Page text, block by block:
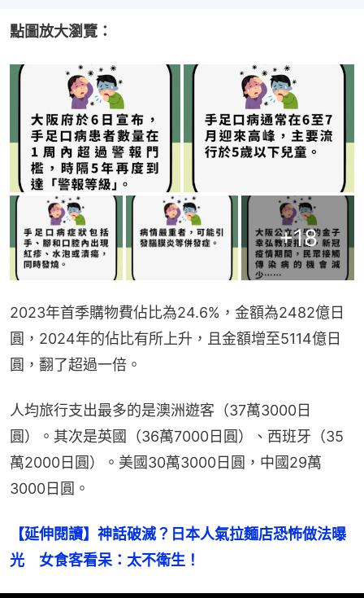
點圖放大瀏覽：
+18
2023年首季購物費佔比為24.6%，金額為2482億日
圓，2024年的佔比有所上升，且金額增至5114億日
圓，翻了超過一倍。
人均旅行支出最多的是澳洲遊客（37萬3000日
圓）。其次是英國（36萬7000日圓）、西班牙（35
萬2000日圓）。美國30萬3000日圓，中國29萬
3000日圓。
【延伸閱讀】神話破滅？日本人氣拉麵店恐怖做法曝
光　女食客看呆：太不衛生！